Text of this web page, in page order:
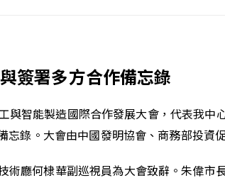
簽署多方合作備忘錄
智能製造國際合作發展大會，代表我中
錄。大會由中國發明協會、商務部投資
廳何棣華副巡視員為大會致辭。朱偉